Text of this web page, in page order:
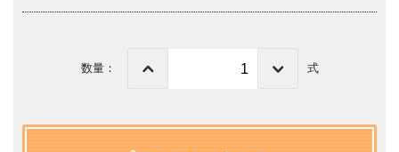
数量： 式